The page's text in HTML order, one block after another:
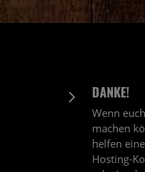
5 DANKE!
Wenn
machen
helfen
Hosting-